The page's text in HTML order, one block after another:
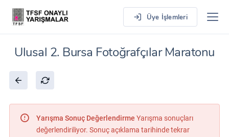
Üye İşlemleri
Ulusal 2. Bursa Fotoğrafçılar Maratonu
Yarışma Sonuç Değerlendirme Yarışma sonuçları
değerlendiriliyor. Sonuç açıklama tarihinde tekrar